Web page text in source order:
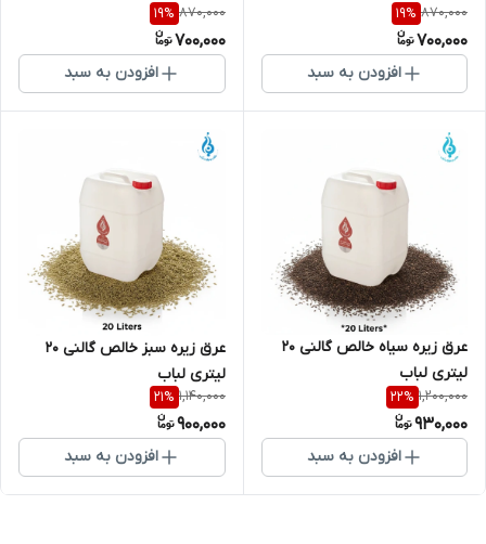
870,000
19%
700,000
افزودن به سبد
870,000
19%
700,000
افزودن به سبد
عرق زیره سیاه خالص گالنی 20
لیتری لباب
1,200,000
22%
930,000
افزودن به سبد
عرق زیره سبز خالص گالنی 20
لیتری لباب
1,140,000
21%
900,000
افزودن به سبد